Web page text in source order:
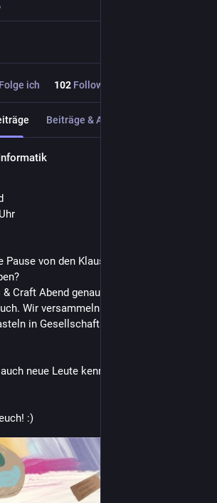
Folge ich 102 Follower
Beiträge & Antworten
von den Klausuren und möchtet
Craft Abend genau die richtige
Wir versammeln uns in gemütlicher
in Gesellschaft bis in den Abend
neue Leute kennenlernen und euch
:)